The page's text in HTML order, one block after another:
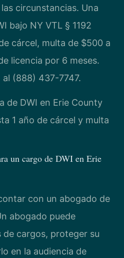
circunstancias. Una
bajo NY VTL § 1192
cárcel, multa de $500 a
licencia por 6 meses.
al (888) 437-7747.
de DWI en Erie County
1 año de cárcel y multa
un cargo de DWI en Erie
con un abogado de
abogado puede
cargos, proteger su
en la audiencia de